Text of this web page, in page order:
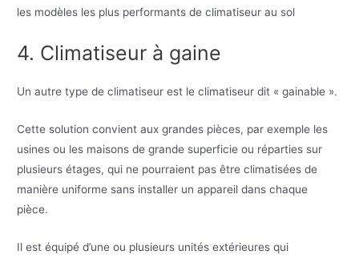
les modèles les plus performants de climatiseur au sol
4. Climatiseur à gaine
Un autre type de climatiseur est le climatiseur dit « gainable ».
Cette solution convient aux grandes pièces, par exemple les
usines ou les maisons de grande superficie ou réparties sur
plusieurs étages, qui ne pourraient pas être climatisées de
manière uniforme sans installer un appareil dans chaque
pièce.
Il est équipé d’une ou plusieurs unités extérieures qui